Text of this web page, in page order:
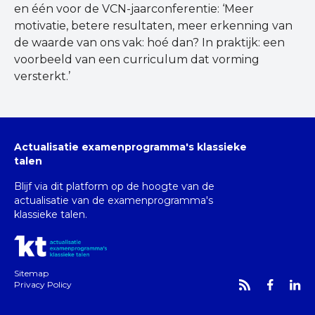
en één voor de VCN-jaarconferentie: ‘Meer
motivatie, betere resultaten, meer erkenning van
de waarde van ons vak: hoé dan? In praktijk: een
voorbeeld van een curriculum dat vorming
versterkt.’
Actualisatie examenprogramma's klassieke
talen
Blijf via dit platform op de hoogte van de
actualisatie van de examenprogramma's
klassieke talen.
Sitemap
Privacy Policy